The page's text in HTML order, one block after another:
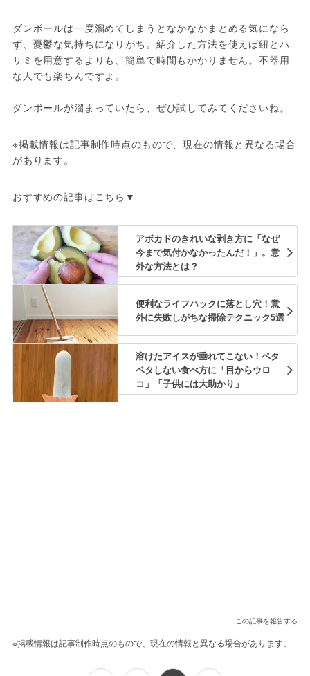
ダンボールは一度溜めてしまうとなかなかまとめる気になら
ず、憂鬱な気持ちになりがち。紹介した方法を使えば紐とハ
サミを用意するよりも、簡単で時間もかかりません。不器用
な人でも楽ちんですよ。
ダンボールが溜まっていたら、ぜひ試してみてくださいね。
※掲載情報は記事制作時点のもので、現在の情報と異なる場合
があります。
おすすめの記事はこちら▼
アボカドのきれいな剥き方に「なぜ
今まで気付かなかったんだ！」。意
外な方法とは？
便利なライフハックに落とし穴！意
外に失敗しがちな掃除テクニック5選
溶けたアイスが垂れてこない！ベタ
ベタしない食べ方に「目からウロ
コ」「子供には大助かり」
この記事を報告する
※掲載情報は記事制作時点のもので、現在の情報と異なる場合があります。